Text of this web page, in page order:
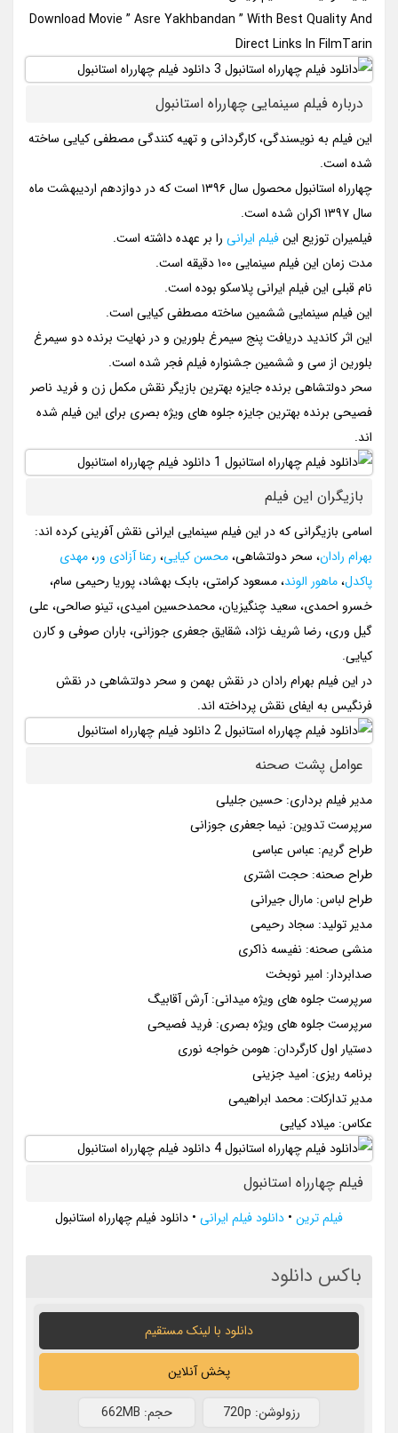
Download Movie ” Asre Yakhbandan ” With Best Quality And
Direct Links In FilmTarin
درباره فیلم سینمایی چهارراه استانبول
این فیلم به نویسندگی، کارگردانی و تهیه کنندگی مصطفی کیایی ساخته
شده است.
چهارراه استانبول محصول سال ۱۳۹۶ است که در دوازدهم اردیبهشت ماه
سال ۱۳۹۷ اکران شده است.
فیلمیران توزیع اینفیلم ایرانی را بر عهده داشته است.
مدت زمان این فیلم سینمایی ۱۰۰ دقیقه است.
نام قبلی این فیلم ایرانی پلاسکو بوده است.
این فیلم سینمایی ششمین ساخته مصطفی کیایی است.
این اثر کاندید دریافت پنج سیمرغ بلورین و در نهایت برنده دو سیمرغ
بلورین از سی و ششمین جشنواره فیلم فجر شده است.
سحر دولتشاهی برنده جایزه بهترین بازیگر نقش مکمل زن و فرید ناصر
فصیحی برنده بهترین جایزه جلوه های ویژه بصری برای این فیلم شده
اند.
بازیگران این فیلم
اسامی بازیگرانی که در این فیلم سینمایی ایرانی نقش آفرینی کرده اند:
بهرام رادان، سحر دولتشاهی،محسن کیایی، رعنا آزادی ور،مهدی
پاکدل،ماهور الوند، مسعود کرامتی، بابک بهشاد، پوریا رحیمی سام،
خسرو احمدی، سعید چنگیزیان، محمدحسین امیدی، تینو صالحی، علی
گیل وری، رضا شریف نژاد، شقایق جعفری جوزانی، باران صوفی و کارن
کیایی.
در این فیلم بهرام رادان در نقش بهمن و سحر دولتشاهی در نقش
فرنگیس به ایفای نقش پرداخته اند.
عوامل پشت صحنه
مدیر فیلم برداری: حسین جلیلی
سرپرست تدوین: نیما جعفری جوزانی
طراح گریم: عباس عباسی
طراح صحنه: حجت اشتری
طراح لباس: مارال جیرانی
مدیر تولید: سجاد رحیمی
منشی صحنه: نفیسه ذاکری
صدابردار: امیر نوبخت
سرپرست جلوه های ویژه میدانی: آرش آقابیگ
سرپرست جلوه های ویژه بصری: فرید فصیحی
دستیار اول کارگردان: هومن خواجه نوری
برنامه ریزی: امید جزینی
مدیر تدارکات: محمد ابراهیمی
عکاس: میلاد کیایی
فیلم چهارراه استانبول
فیلم ترین • دانلود فیلم ایرانی • دانلود فیلم چهارراه استانبول
باکس دانلود
دانلود با لينک مستقيم
پخش آنلاین
رزولوشن: 720p حجم: 662MB